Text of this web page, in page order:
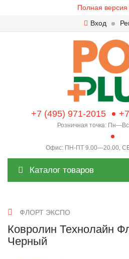
Полная версия
Вход
+7 (495) 971-2015
Розничная точка:
Офис: ПН-ПТ 9.00—20.00,
Каталог товаров
ФЛОРТ ЭКСПО
Ковролин Технолайн
Черный